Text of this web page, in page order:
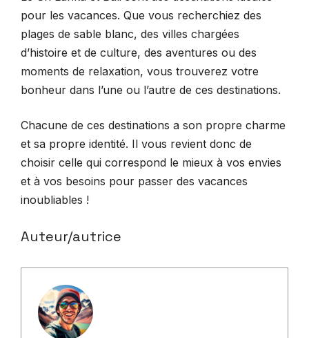
pour les vacances. Que vous recherchiez des
plages de sable blanc, des villes chargées
d’histoire et de culture, des aventures ou des
moments de relaxation, vous trouverez votre
bonheur dans l’une ou l’autre de ces destinations.
Chacune de ces destinations a son propre charme
et sa propre identité. Il vous revient donc de
choisir celle qui correspond le mieux à vos envies
et à vos besoins pour passer des vacances
inoubliables !
Auteur/autrice